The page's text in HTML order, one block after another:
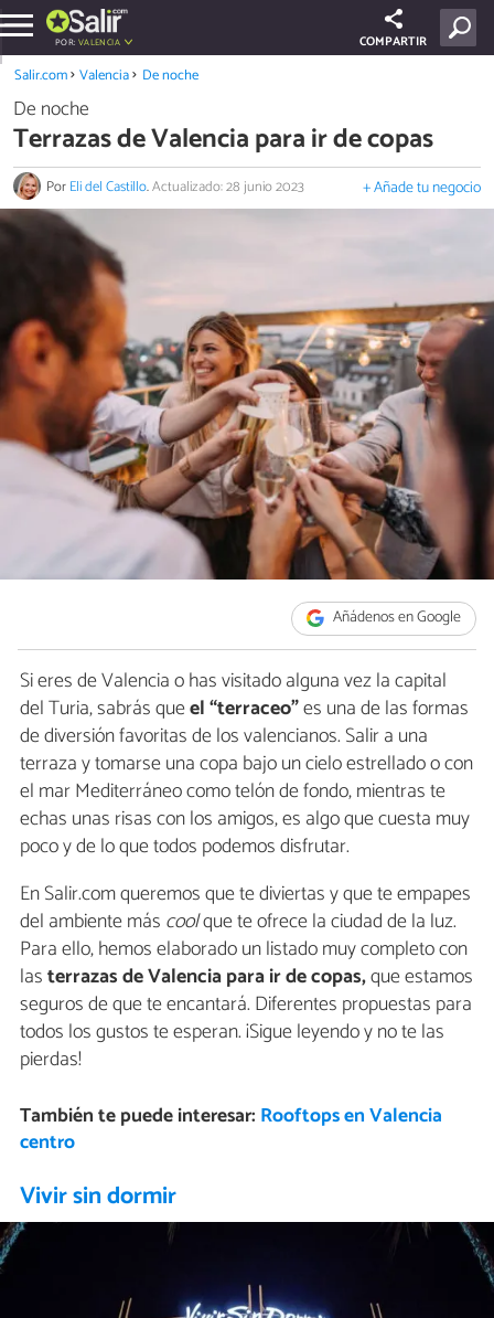
POR: VALENCIA COMPARTIR
Salir.com Valencia De noche
De noche
Terrazas de Valencia para ir de copas
PorEli del Castillo.Actualizado: 28 junio 2023 + Añade tu negocio
Añádenos en Google
Si eres de Valencia o has visitado alguna vez la capital
del Turia, sabrás queel “terraceo”es una de las formas
de diversión favoritas de los valencianos. Salir a una
terraza y tomarse una copa bajo un cielo estrellado o con
el mar Mediterráneo como telón de fondo, mientras te
echas unas risas con los amigos, es algo que cuesta muy
poco y de lo que todos podemos disfrutar.
En Salir.com queremos que te diviertas y que te empapes
del ambiente más coolque te ofrece la ciudad de la luz.
Para ello, hemos elaborado un listado muy completo con
lasterrazas de Valencia para ir de copas,que estamos
seguros de que te encantará. Diferentes propuestas para
todos los gustos te esperan. ¡Sigue leyendo y no te las
pierdas!
También te puede interesar: Rooftops en Valencia
centro
Vivir sin dormir